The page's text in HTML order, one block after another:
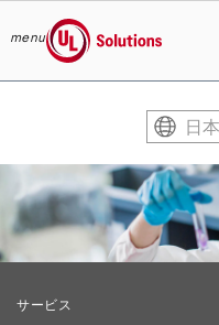
menu
UL Solutions
日
サービス